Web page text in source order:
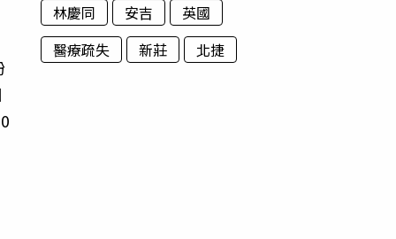
林慶同 安吉
英國
醫療疏失
新莊 北捷